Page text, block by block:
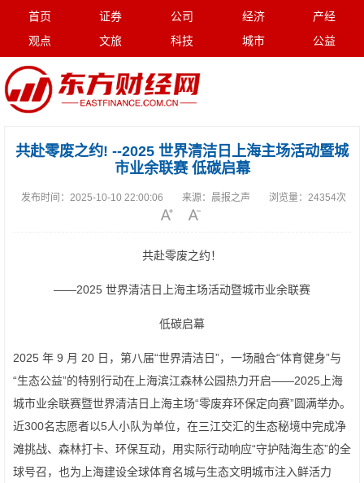
首页 证券 公司 经济
产经
观点
文旅 科技 城市 公益
共赴零废之约! --2025 世界清洁日上海主场活动暨城
市业余联赛 低碳启幕
发布时间： 2025-10-10 22:00:06 来源： 晨报之声 浏览量： 24354次
共赴零废之约！
——2025 世界清洁日上海主场活动暨城市业余联赛
低碳启幕
2025 年 9 月 20 日，第八届“世界清洁日”，一场融合“体育健身”与
“生态公益”的特别行动在上海滨江森林公园热力开启——2025上海
城市业余联赛暨世界清洁日上海主场“零废弃环保定向赛”圆满举办。
近300名志愿者以5人小队为单位，在三江交汇的生态秘境中完成净
滩挑战、森林打卡、环保互动，用实际行动响应“守护陆海生态”的全
球号召，也为上海建设全球体育名城与生态文明城市注入鲜活力